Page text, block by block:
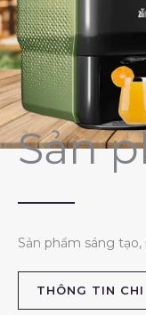
Sản
Sản phẩm sáng
THÔNG TIN